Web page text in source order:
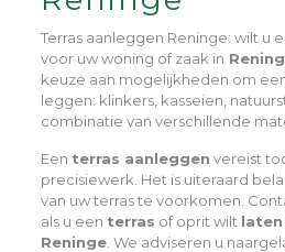
Terras aanleggen Reninge: wilt u
voor uw woning of zaak in
keuze aan mogelijkheden om
leggen: klinkers, kasseien,
combinatie van verschillende
Een terras aanleggen vereist
precisiewerk. Het is uiteraard
van uw terras te voorkomen.
als u een terras of oprit wilt laten
Reninge. We adviseren u